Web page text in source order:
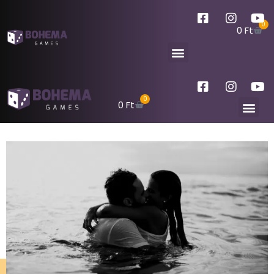
0 Ft 0
0Ft 0